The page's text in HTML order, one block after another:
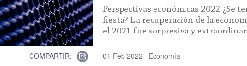
Perspectivas económicas 2022 ¿Se
fiesta? La recuperación de la
el 2021 fue sorpresiva y
COMPARTIR: 01 Feb 2022 Economía